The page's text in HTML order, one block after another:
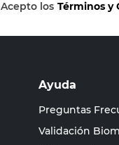
Acepto los Términos y
Ayuda
Preguntas
Validación